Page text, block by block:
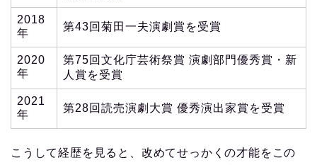
2018
年
第43回菊田一夫演劇賞を受賞
2020
年
第75回文化庁芸術祭賞 演劇部門優秀賞・新
人賞を受賞
2021
年
第28回読売演劇大賞 優秀演出家賞を受賞
こうして経歴を見ると、改めてせっかくの才能をこの